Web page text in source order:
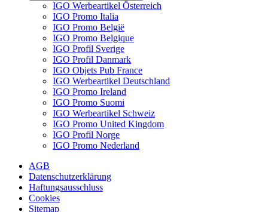
IGO Werbeartikel Österreich
IGO Promo Italia
IGO Promo België
IGO Promo Belgique
IGO Profil Sverige
IGO Profil Danmark
IGO Objets Pub France
IGO Werbeartikel Deutschland
IGO Promo Ireland
IGO Promo Suomi
IGO Werbeartikel Schweiz
IGO Promo United Kingdom
IGO Profil Norge
IGO Promo Nederland
AGB
Datenschutzerklärung
Haftungsausschluss
Cookies
Sitemap